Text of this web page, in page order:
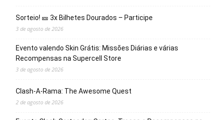
Sorteio! 🎫 3x Bilhetes Dourados – Participe
3 de agosto de 2026
Evento valendo Skin Grátis: Missões Diárias e várias
Recompensas na Supercell Store
3 de agosto de 2026
Clash-A-Rama: The Awesome Quest
2 de agosto de 2026